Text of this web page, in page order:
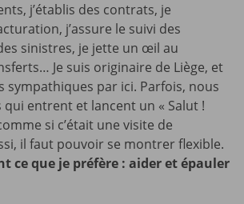
j’établis des contrats, je
j’assure le suivi des
sinistres, je jette un œil au
Je suis originaire de Liège, et
sympathiques par ici. Parfois, nous
qui entrent et lancent un « Salut !
si c’était une visite de
il faut pouvoir se montrer flexible.
ce que je préfère : aider et épauler